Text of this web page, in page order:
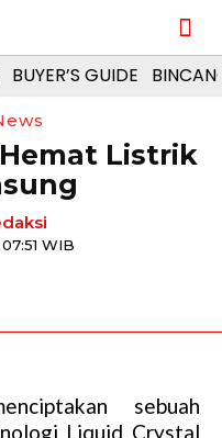
BUYER’S GUIDE
Listrik
WIB
sebuah
Liquid Crystal